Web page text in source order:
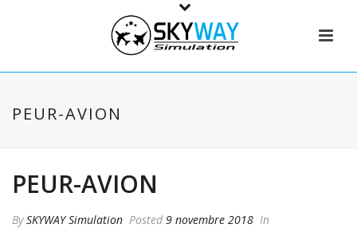
PEUR-AVION
PEUR-AVION
BySKYWAY Simulation Posted 9 novembre 2018 In